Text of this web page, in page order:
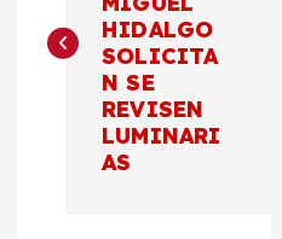
v
e
HIDALGO
SOLICITA
N SE
REVISEN
LUMINARI
AS